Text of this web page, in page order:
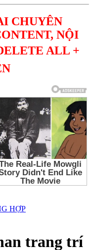
CHUYÊN
NỘI
ALL +
HỢP
trang trí